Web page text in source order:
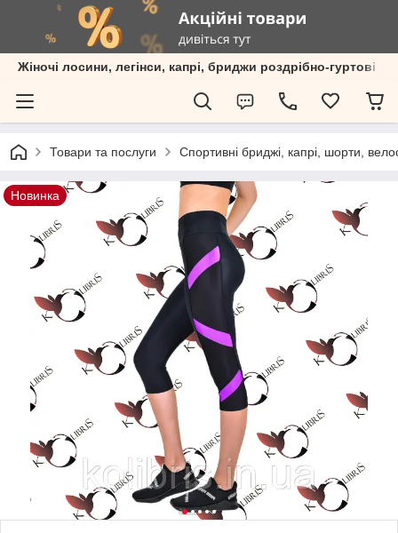
Жіночі лосини, легінси, капрі, бриджи роздрібно-гуртові
Товари та послуги Спортивні бриджі, капрі, шорти,
Новинка